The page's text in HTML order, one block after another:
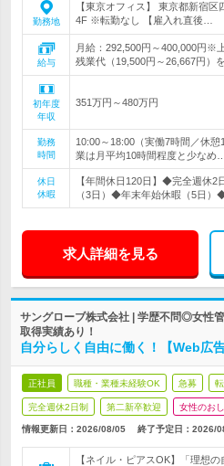
勤務地
【東京オフィス】 東京都新宿
4F ※転勤なし 【雇入れ直後…
給与
月給：292,500円～400,000円※
残業代（19,500円～26,667円）
初年度
年収
351万円～480万円
勤務
時間
10:00～18:00（実働7時間／休
業は月平均10時間程度と少なめ…
休日
休暇
【年間休日120日】◆完全週休
（3日）◆年末年始休暇（5日）
求人詳細を見る
サングローブ株式会社 | 学歴不問◎女性
取得実績あり！
自分らしく自由に働く！【Web広
正社員 職種・業種未経験OK 急募
完全週休2日制 第二新卒歓迎 女性のお
情報更新日：2026/08/05 終了予定日： 2026/
【ネイル・ピアスOK】「理想